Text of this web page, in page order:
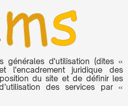
générales d'utilisation (dites «
l'encadrement juridique des
du site et de définir les
des services par «